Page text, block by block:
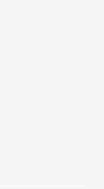
external)